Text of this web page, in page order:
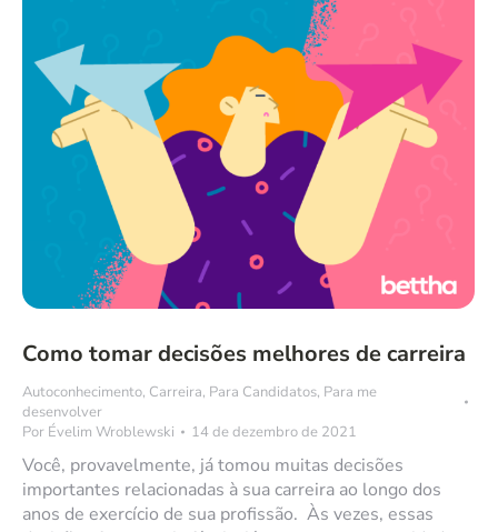
Como tomar decisões melhores de carreira
Autoconhecimento, Carreira, Para Candidatos, Para me
desenvolver
Por Évelim Wroblewski 14 de dezembro de 2021
Você, provavelmente, já tomou muitas decisões
importantes relacionadas à sua carreira ao longo dos
anos de exercício de sua profissão. Às vezes, essas